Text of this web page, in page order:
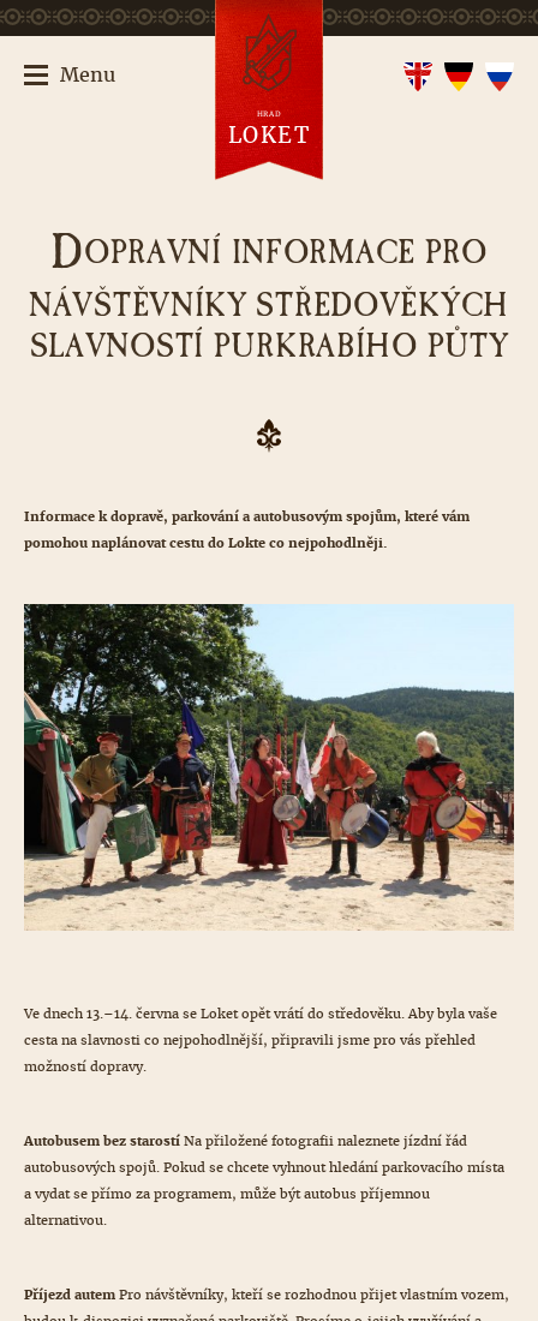
DOPRAVNÍ INFORMACE PRO
NÁVŠTĚVNÍKY STŘEDOVĚKÝCH
SLAVNOSTÍ PURKRABÍHO PŮTY
Informace k dopravě, parkování a autobusovým spojům, které vám
pomohou naplánovat cestu do Lokte co nejpohodlněji.
Ve dnech 13.–14. června se Loket opět vrátí do středověku. Aby byla vaše
cesta na slavnosti co nejpohodlnější, připravili jsme pro vás přehled
možností dopravy.
Autobusem bez starostí Na přiložené fotografii naleznete jízdní řád
autobusových spojů. Pokud se chcete vyhnout hledání parkovacího místa
a vydat se přímo za programem, může být autobus příjemnou
alternativou.
Příjezd autem Pro návštěvníky, kteří se rozhodnou přijet vlastním vozem,
Menu
HRAD
LOKET